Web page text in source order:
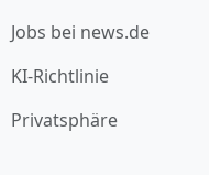
Jobs bei news.de
KI-Richtlinie
Privatsphäre